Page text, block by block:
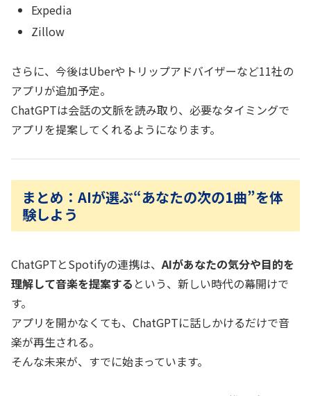
Expedia
Zillow
さらに、今後はUberやトリップアドバイザーなど11社の
アプリが追加予定。
ChatGPTは会話の文脈を読み取り、必要なタイミングで
アプリを提案してくれるようになります。
まとめ：AIが選ぶ“あなたの次の1曲”を体
験しよう
ChatGPTとSpotifyの連携は、 AIがあなたの気分や目的を
理解して音楽を提案する という、新しい時代の幕開けで
す。
アプリを開かなくても、ChatGPTに話しかけるだけで音
楽が再生される。
そんな未来が、すでに始まっています。